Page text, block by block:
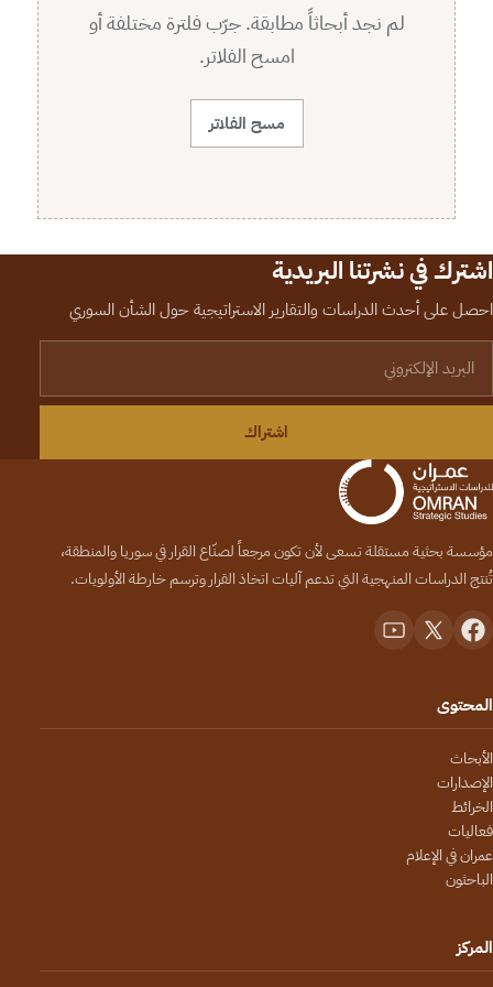
لم نجد أبحاثاً مطابقة. جرّب فلترة مختلفة أو
امسح الفلاتر.
مسح الفلاتر
اشترك في نشرتنا البريدية
احصل على أحدث الدراسات والتقارير الاستراتيجية حول الشأن السوري
اشتراك
مؤسسة بحثية مستقلة تسعى لأن تكون مرجعاً لصنّاع القرار في سوريا والمنطقة،
تُنتج الدراسات المنهجية التي تدعم آليات اتخاذ القرار وترسم خارطة الأولويات.
المحتوى
الأبحاث
الإصدارات
الخرائط
فعاليات
عمران في الإعلام
الباحثون
المركز